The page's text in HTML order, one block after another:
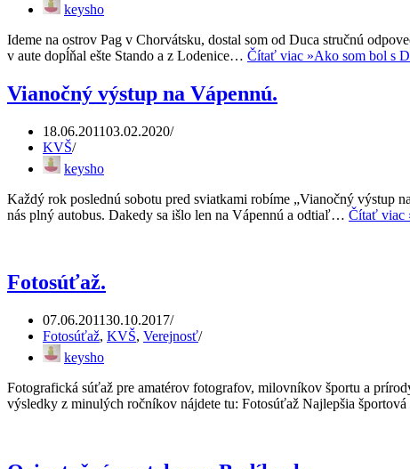
keysho
Ideme na ostrov Pag v Chorvátsku, dostal som od Duca stručnú
v aute dopĺňal ešte Stando a z Lodenice… Čítať viac »Ako som bol s
Vianočný výstup na Vápennú.
18.06.201103.02.2020
KVŠ
keysho
Každý rok poslednú sobotu pred sviatkami robíme „Vianočný výstup
nás plný autobus. Dakedy sa išlo len na Vápennú a odtiaľ… Čítať viac
Fotosúťaž.
07.06.201130.10.2017
Fotosúťaž, KVŠ, Verejnosť
keysho
Fotografická súťaž pre amatérov fotografov, milovníkov športu a
výsledky z minulých ročníkov nájdete tu: Fotosúťaž Najlepšia